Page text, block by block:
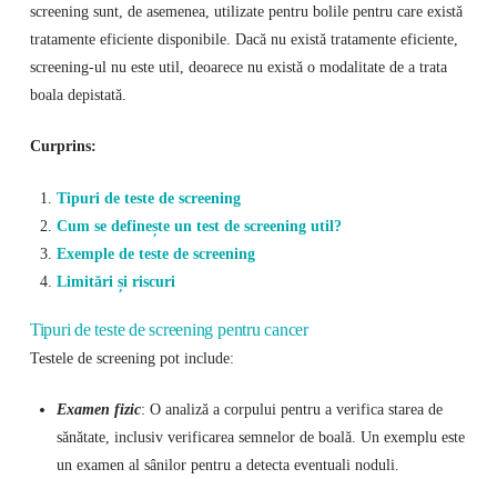
screening sunt, de asemenea, utilizate pentru bolile pentru care există
tratamente eficiente disponibile. Dacă nu există tratamente eficiente,
screening-ul nu este util, deoarece nu există o modalitate de a trata
boala depistată.
Curprins:
Tipuri de teste de screening
Cum se definește un test de screening util?
Exemple de teste de screening
Limitări și riscuri
Tipuri de teste de screening pentru cancer
Testele de screening pot include:
Examen fizic: O analiză a corpului pentru a verifica starea de
sănătate, inclusiv verificarea semnelor de boală. Un exemplu este
un examen al sânilor pentru a detecta eventuali noduli.